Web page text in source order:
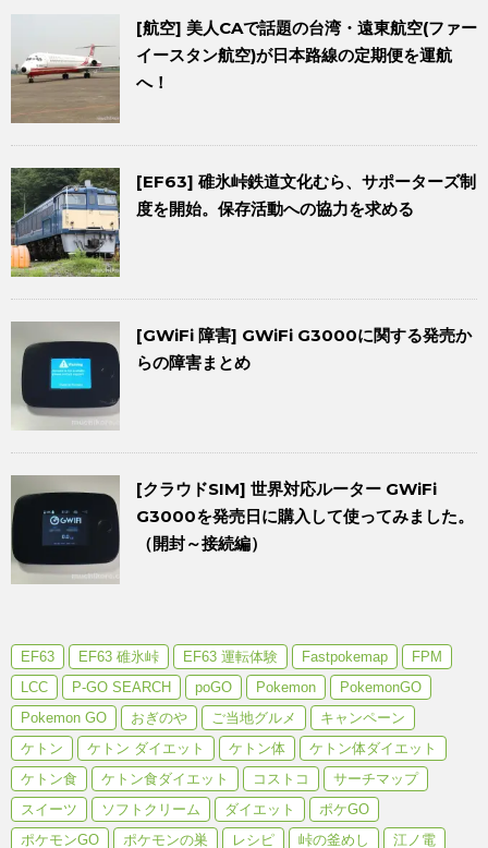
[航空] 美人CAで話題の台湾・遠東航空(ファー
イースタン航空)が日本路線の定期便を運航
へ！
[EF63] 碓氷峠鉄道文化むら、サポーターズ制
度を開始。保存活動への協力を求める
[GWiFi 障害] GWiFi G3000に関する発売か
らの障害まとめ
[クラウドSIM] 世界対応ルーター GWiFi
G3000を発売日に購入して使ってみました。
（開封～接続編）
EF63 EF63 碓氷峠 EF63 運転体験 Fastpokemap
FPM
LCC
P-GO SEARCH poGO Pokemon
PokemonGO
Pokemon GO
おぎのや ご当地グルメ
キャンペーン
ケトン
ケトン ダイエット ケトン体
ケトン体ダイエット
ケトン食
ケトン食ダイエット コストコ
サーチマップ
スイーツ
ソフトクリーム ダイエット
ポケGO
ポケモンGO
ポケモンの巣 レシピ 峠の釜めし 江ノ電